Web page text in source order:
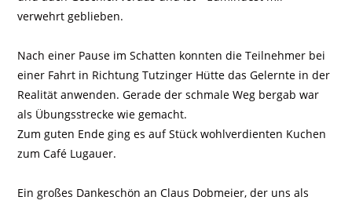
verwehrt geblieben.
Nach einer Pause im Schatten konnten die Teilnehmer bei
einer Fahrt in Richtung Tutzinger Hütte das Gelernte in der
Realität anwenden. Gerade der schmale Weg bergab war
als Übungsstrecke wie gemacht.
Zum guten Ende ging es auf Stück wohlverdienten Kuchen
zum Café Lugauer.
Ein großes Dankeschön an Claus Dobmeier, der uns als